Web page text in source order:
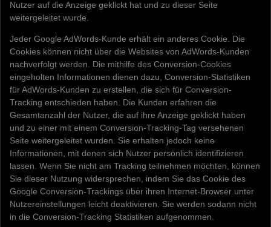
Nutzer auf die Anzeige geklickt hat und zu dieser Seite
weitergeleitet wurde.
Jeder Google AdWords-Kunde erhält ein anderes Cookie. Die
Cookies können nicht über die Websites von AdWords-Kunden
nachverfolgt werden. Die mithilfe des Conversion-Cookies
eingeholten Informationen dienen dazu, Conversion-Statistiken
für AdWords-Kunden zu erstellen, die sich für Conversion-
Tracking entschieden haben. Die Kunden erfahren die
Gesamtanzahl der Nutzer, die auf ihre Anzeige geklickt haben
und zu einer mit einem Conversion-Tracking-Tag versehenen
Seite weitergeleitet wurden. Sie erhalten jedoch keine
Informationen, mit denen sich Nutzer persönlich identifizieren
lassen. Wenn Sie nicht am Tracking teilnehmen möchten, können
Sie dieser Nutzung widersprechen, indem Sie das Cookie des
Google Conversion-Trackings über ihren Internet-Browser unter
Nutzereinstellungen leicht deaktivieren. Sie werden sodann nicht
in die Conversion-Tracking Statistiken aufgenommen.